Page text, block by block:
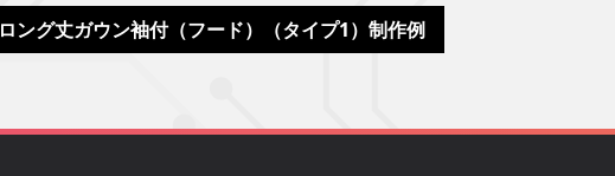
ロング丈ガウン袖付（フード）（タイプ1）制作例